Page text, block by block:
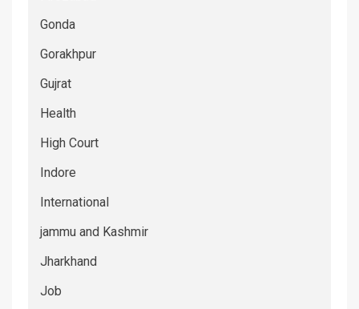
Gonda
Gorakhpur
Gujrat
Health
High Court
Indore
International
jammu and Kashmir
Jharkhand
Job